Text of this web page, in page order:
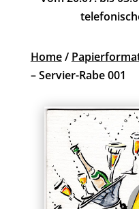
Home/
– Servier-Rabe 001